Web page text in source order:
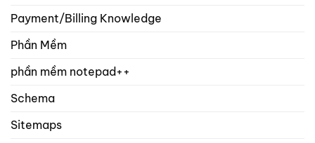
Payment/Billing Knowledge
Phần Mềm
phần mềm notepad++
Schema
Sitemaps